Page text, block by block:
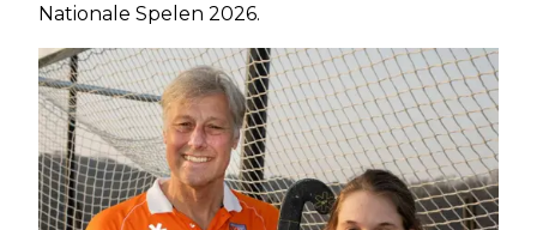
Nationale Spelen 2026.